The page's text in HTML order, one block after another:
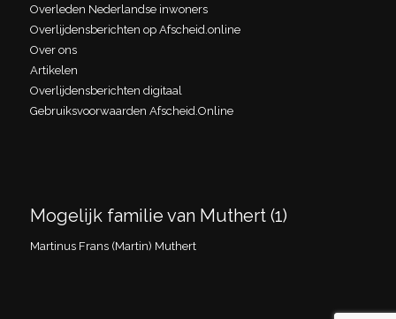
Overleden Nederlandse inwoners
Overlijdensberichten op Afscheid.online
Over ons
Artikelen
Overlijdensberichten digitaal
Gebruiksvoorwaarden Afscheid.Online
Mogelijk familie van Muthert (1)
Martinus Frans (Martin) Muthert